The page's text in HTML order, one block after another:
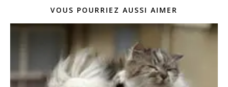
VOUS POURRIEZ AUSSI AIMER